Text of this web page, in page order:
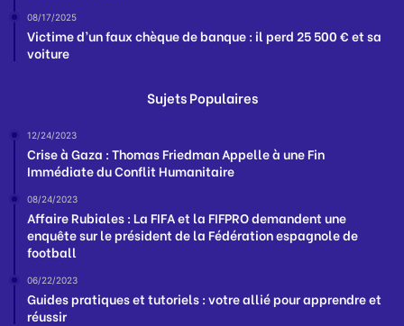
08/17/2025
Victime d’un faux chèque de banque : il perd 25 500 € et sa
voiture
Sujets Populaires
12/24/2023
Crise à Gaza : Thomas Friedman Appelle à une Fin
Immédiate du Conflit Humanitaire
08/24/2023
Affaire Rubiales : La FIFA et la FIFPRO demandent une
enquête sur le président de la Fédération espagnole de
football
06/22/2023
Guides pratiques et tutoriels : votre allié pour apprendre et
réussir